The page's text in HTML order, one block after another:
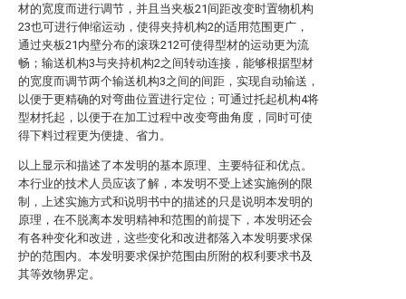
材的宽度而进行调节，并且当夹板21间距改变时置物机构
23也可进行伸缩运动，使得夹持机构2的适用范围更广，
通过夹板21内壁分布的滚珠212可使得型材的运动更为流
畅；输送机构3与夹持机构2之间转动连接，能够根据型材
的宽度而调节两个输送机构3之间的间距，实现自动输送，
以便于更精确的对弯曲位置进行定位；可通过托起机构4将
型材托起，以便于在加工过程中改变弯曲角度，同时可使
得下料过程更为便捷、省力。
以上显示和描述了本发明的基本原理、主要特征和优点。
本行业的技术人员应该了解，本发明不受上述实施例的限
制，上述实施方式和说明书中的描述的只是说明本发明的
原理，在不脱离本发明精神和范围的前提下，本发明还会
有各种变化和改进，这些变化和改进都落入本发明要求保
护的范围内。本发明要求保护范围由所附的权利要求书及
其等效物界定。